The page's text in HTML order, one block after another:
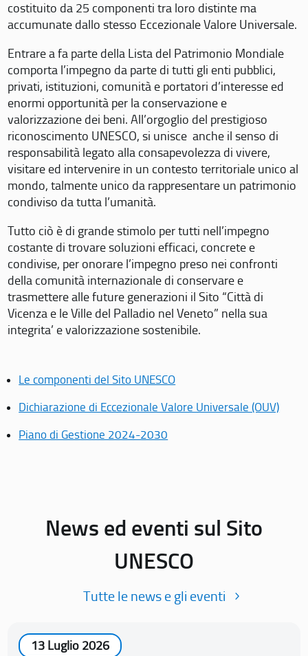
costituito da 25 componenti tra loro distinte ma
accumunate dallo stesso Eccezionale Valore Universale.
Entrare a fa parte della Lista del Patrimonio Mondiale
comporta l’impegno da parte di tutti gli enti pubblici,
privati, istituzioni, comunità e portatori d’interesse ed
enormi opportunità per la conservazione e
valorizzazione dei beni. All’orgoglio del prestigioso
riconoscimento UNESCO, si unisce anche il senso di
responsabilità legato alla consapevolezza di vivere,
visitare ed intervenire in un contesto territoriale unico al
mondo, talmente unico da rappresentare un patrimonio
condiviso da tutta l’umanità.
Tutto ciò è di grande stimolo per tutti nell’impegno
costante di trovare soluzioni efficaci, concrete e
condivise, per onorare l’impegno preso nei confronti
della comunità internazionale di conservare e
trasmettere alle future generazioni il Sito “Città di
Vicenza e le Ville del Palladio nel Veneto” nella sua
integrita’ e valorizzazione sostenibile.
Le componenti del Sito UNESCO
Dichiarazione di Eccezionale Valore Universale (OUV)
Piano di Gestione 2024-2030
News ed eventi sul Sito
UNESCO
Tutte le news e gli eventi
13 Luglio 2026